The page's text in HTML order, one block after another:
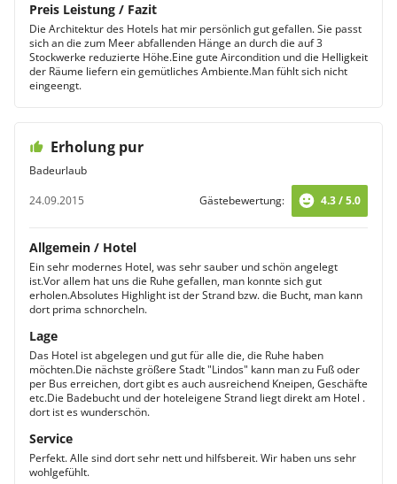
Preis Leistung / Fazit
Die Architektur des Hotels hat mir persönlich gut gefallen. Sie passt
sich an die zum Meer abfallenden Hänge an durch die auf 3
Stockwerke reduzierte Höhe.Eine gute Aircondition und die Helligkeit
der Räume liefern ein gemütliches Ambiente.Man fühlt sich nicht
eingeengt.
Erholung pur
Badeurlaub
24.09.2015
Gästebewertung: 4.3 / 5.0
Allgemein / Hotel
Ein sehr modernes Hotel, was sehr sauber und schön angelegt
ist.Vor allem hat uns die Ruhe gefallen, man konnte sich gut
erholen.Absolutes Highlight ist der Strand bzw. die Bucht, man kann
dort prima schnorcheln.
Lage
Das Hotel ist abgelegen und gut für alle die, die Ruhe haben
möchten.Die nächste größere Stadt "Lindos" kann man zu Fuß oder
per Bus erreichen, dort gibt es auch ausreichend Kneipen, Geschäfte
etc.Die Badebucht und der hoteleigene Strand liegt direkt am Hotel .
dort ist es wunderschön.
Service
Perfekt. Alle sind dort sehr nett und hilfsbereit. Wir haben uns sehr
wohlgefühlt.